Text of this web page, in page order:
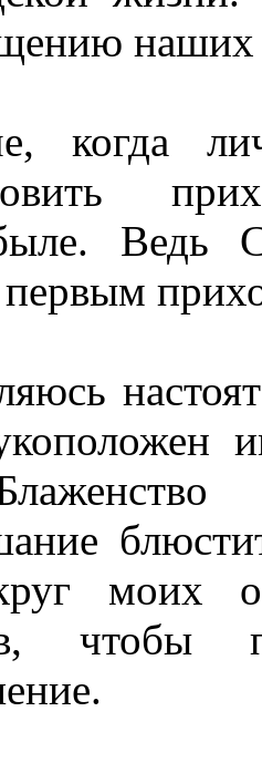
наших
когда
Ведь
моих
чтобы